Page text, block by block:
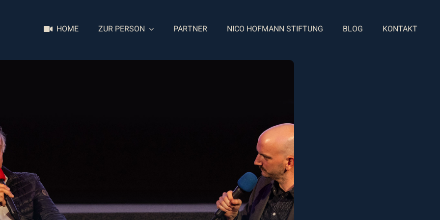
HOME ZUR PERSON PARTNER NICO HOFMANN STIFTUNG BLOG KONTAKT